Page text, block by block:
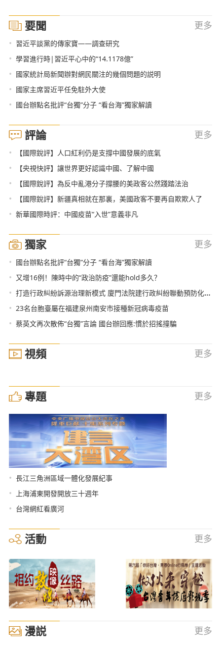
要聞 更多
• 習近平談黨的傳家寶——調查研究
• 學習進行時|習近平心中的“14.1178億”
• 國家統計局新聞辦對網民關注的幾個問題的説明
• 國家主席習近平任免駐外大使
• 國台辦點名批評“台獨”分子 “看台海”獨家解讀
評論 更多
• 【國際銳評】人口紅利仍是支撐中國發展的底氣
• 【央視快評】讓世界更好認識中國、了解中國
• 【國際銳評】為反中亂港分子撐腰的美政客公然踐踏法治
• 【國際銳評】新疆真相就在那裏，美國政客不要再自欺欺人了
• 新華國際時評：中國疫苗“入世”意義非凡
獨家 更多
• 國台辦點名批評“台獨”分子 “看台海”獨家解讀
• 又增16例！陳時中的“政治防疫”還能hold多久？
• 打造行政糾紛訴源治理新模式 廈門法院建行政糾紛聯動預防化解體系
• 23名台胞臺屬在福建泉州南安市接種新冠病毒疫苗
• 蔡英文再次散佈“台獨”言論 國台辦回應:慣於招搖撞騙
視頻 更多
專題 更多
• 長江三角洲區域一體化發展紀事
• 上海浦東開發開放三十週年
• 台灣網紅看廣河
活動 更多
漫説 更多